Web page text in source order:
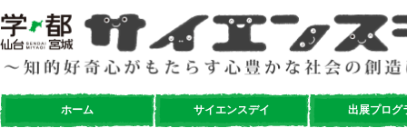
ホーム サイエンスデイ 出展プログ